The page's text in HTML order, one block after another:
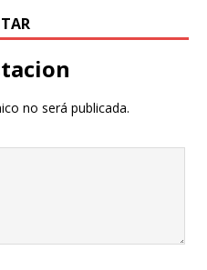
no será publicada.